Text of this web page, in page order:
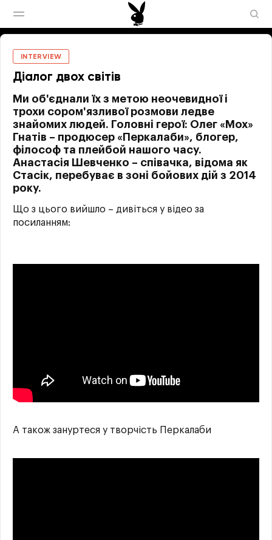
INTERVIEW
Діалог двох світів
Ми об'єднали їх з метою неочевидної і
трохи сором'язливої розмови ледве
знайомих людей. Головні герої: Олег «Мох»
Гнатів – продюсер «Перкалаби», блогер,
філософ та плейбой нашого часу.
Анастасія Шевченко – співачка, відома як
Стасік, перебуває в зоні бойових дій з 2014
року.
Що з цього вийшло – дивіться у відео за
посиланням:
А також зануртеся у творчість Перкалаби